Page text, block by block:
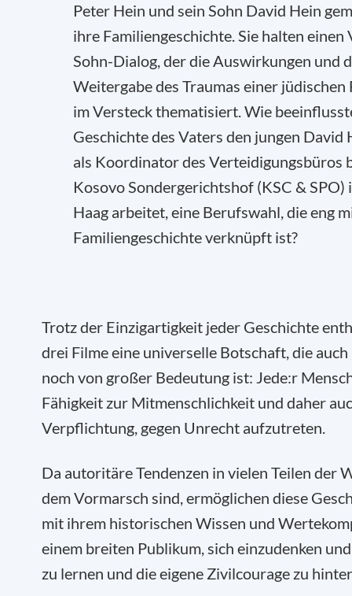
Peter Hein und sein Sohn David Hein
ihre Familiengeschichte. Sie halten einen
Sohn-Dialog, der die Auswirkungen und
Weitergabe des Traumas einer jüdischen
im Versteck thematisiert. Wie
Geschichte des Vaters den jungen David
als Koordinator des Verteidigungsbüros
Kosovo Sondergerichtshof (KSC & SPO)
Haag arbeitet, eine Berufswahl, die eng
Familiengeschichte verknüpft ist?
Trotz der Einzigartigkeit jeder Geschichte
drei Filme eine universelle Botschaft, die auch
noch von großer Bedeutung ist: Jede:r
Fähigkeit zur Mitmenschlichkeit und daher
Verpflichtung, gegen Unrecht aufzutreten.
Da autoritäre Tendenzen in vielen Teilen der
dem Vormarsch sind, ermöglichen diese
mit ihrem historischen Wissen und
einem breiten Publikum, sich einzudenken
zu lernen und die eigene Zivilcourage zu